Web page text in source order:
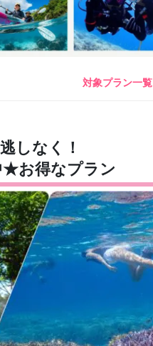
対象プラン一覧
しなく！
★お得なプラン